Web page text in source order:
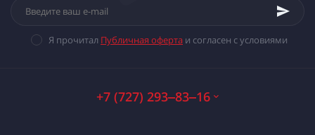
Я прочитал Публичная оферта и согласен с условиями
+7 (727) 293‒83‒16